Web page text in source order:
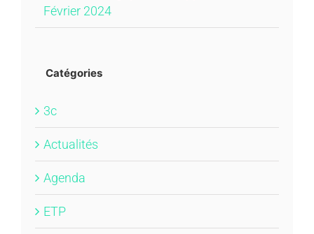
Février 2024
Catégories
3c
Actualités
Agenda
ETP